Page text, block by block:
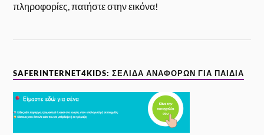
πληροφορίες, πατήστε στην εικόνα!
SAFERINTERNET4KIDS: ΣΕΛΊΔΑ ΑΝΑΦΟΡΏΝ ΓΙΑ ΠΑΙΔΙΆ